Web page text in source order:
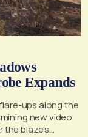
Expands
ups along the
new video
the blaze's